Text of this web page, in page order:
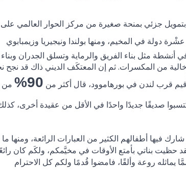
بتمويل جزئي بمنحة صغيرة من مركز الحوار العالمي على
دولة في المخيم، ومنها بولندا ونيجيريا وزيمبابوي
مثل بناء الفريق والرماية وتسلق الجدران وبناء
من المكسرات. ثم إن المعتكَف الديني ذاك قد نجح
قرب لندن في بورهاموود، قال أكثر من 90%
من
صديقًا جديدًا واحدًا في الأقل من عقيدة أخرى،
فيها أطفالهم الكثير من العبارات الرائعة، ومنها ما
حظيت بناتي بأمتع الأوقات في مخيَّمكم، ولكَم كان
يماثله روعة وألقًا، فامضوا قُدمًا ولكم كل الاحترام